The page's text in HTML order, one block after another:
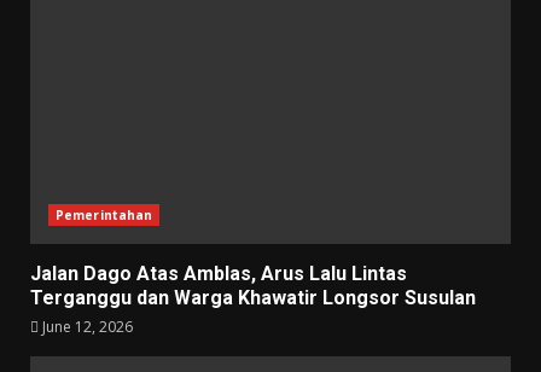
Pemerintahan
Jalan Dago Atas Amblas, Arus Lalu Lintas
Terganggu dan Warga Khawatir Longsor Susulan
June 12, 2026